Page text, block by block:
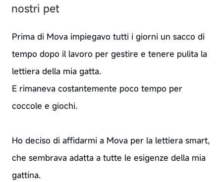
nostri pet
Prima di Mova impiegavo tutti i giorni un sacco di
tempo dopo il lavoro per gestire e tenere pulita la
lettiera della mia gatta.
E rimaneva costantemente poco tempo per
coccole e giochi.
Ho deciso di affidarmi a Mova per la lettiera smart,
che sembrava adatta a tutte le esigenze della mia
gattina.